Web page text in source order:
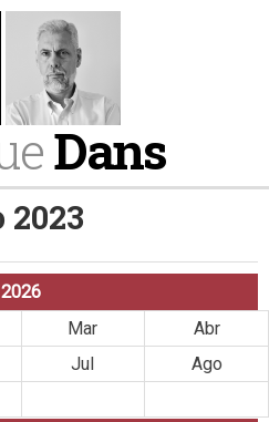
Dans
2023
2026
Mar
Abr
Jul
Ago